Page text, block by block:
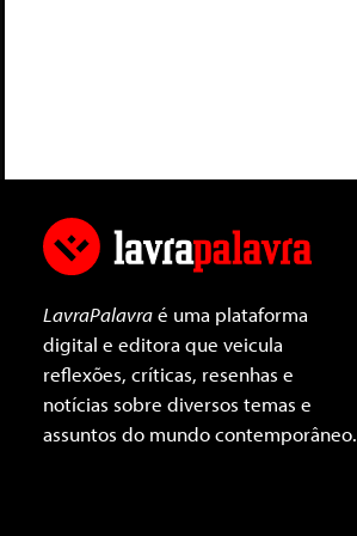
LavraPalavraé uma plataforma
digital e editora que veicula
reflexões, críticas, resenhas e
notícias sobre diversos temas e
assuntos do mundo contemporâneo.